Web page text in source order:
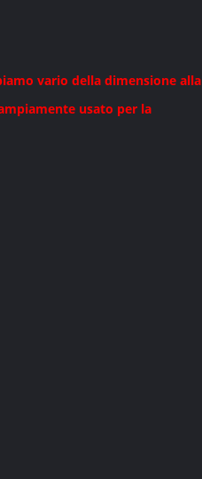
vario della dimensione alla
usato per la